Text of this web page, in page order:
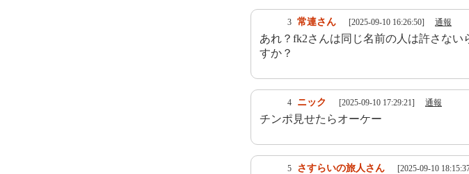
3 常連さん [2025-09-10 16:26:50] 通報
あれ？fk2さんは同じ名前の人は許さな
すか？
4 ニック [2025-09-10 17:29:21] 通報
チンポ見せたらオーケー
5 さすらいの旅人さん [2025-09-10